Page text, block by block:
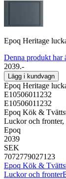
Epoq Heritage
Denna produkt har
2039.-
Lägg i kundvagn
Epoq Heritage
E10506011232
E10506011232
Epoq Kök &
Luckor och fronter,
Epoq
2039
SEK
7072779027123
Epoq Kök &
Luckor och fronter